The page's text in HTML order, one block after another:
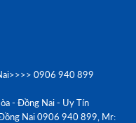
0906 940 899
- Đồng Nai - Uy Tín
Đồng Nai 0906 940 899, Mr: